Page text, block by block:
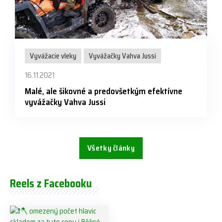
Vyvážacie vleky
Vyvážačky Vahva Jussi
16.11.2021
Malé, ale šikovné a predovšetkým efektívne
vyvážačky Vahva Jussi
Všetky články
Reels z Facebooku